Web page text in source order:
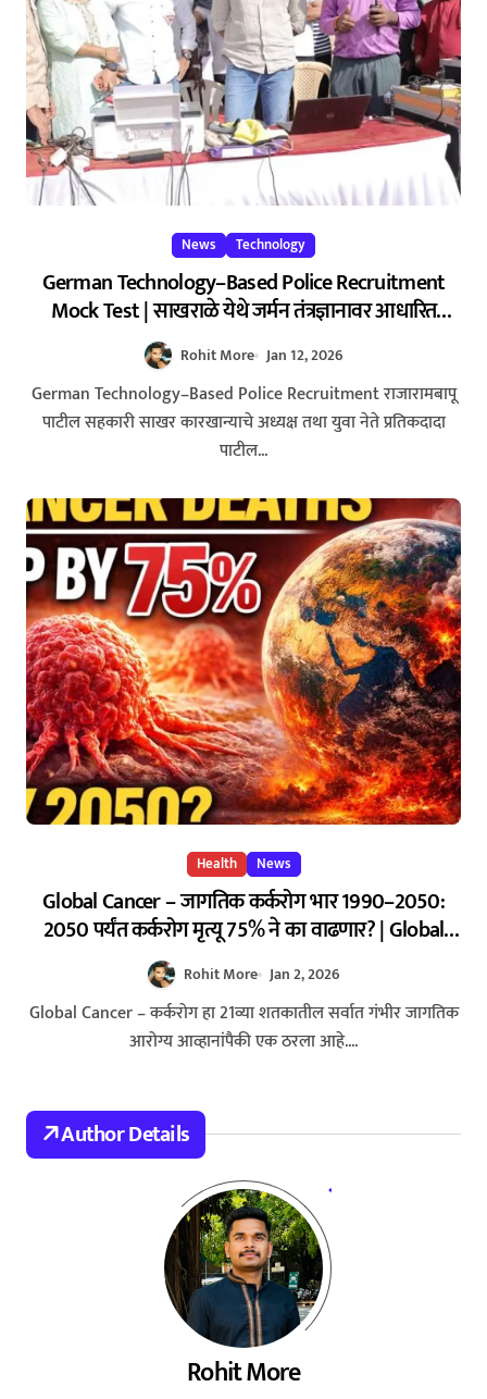
News Technology
German Technology–Based Police Recruitment
Mock Test | साखराळे येथे जर्मन तंत्रज्ञानावर आधारित
पोलीस भरती सराव स्पर्धा : 1200 हून अधिक युवक-युवतींचा
सहभाग, ग्रामीण तरुणांमध्ये आत्मविश्वासाचा नवा संचार |
Powerful Event
Rohit More Jan 12, 2026
German Technology–Based Police Recruitment राजारामबापू
पाटील सहकारी साखर कारखान्याचे अध्यक्ष तथा युवा नेते प्रतिकदादा
पाटील...
Health News
Global Cancer – जागतिक कर्करोग भार 1990–2050:
2050 पर्यंत कर्करोग मृत्यू 75% ने का वाढणार? | Global
Cancer Burden 1990–2050: Why Cancer Deaths
Are Expected to Rise by 75%
Rohit More Jan 2, 2026
Global Cancer – कर्करोग हा 21व्या शतकातील सर्वात गंभीर जागतिक
आरोग्य आव्हानांपैकी एक ठरला आहे....
Author Details
Rohit More